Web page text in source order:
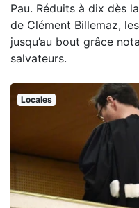
Pau. Réduits à dix dès
de Clément Billemaz,
jusqu’au bout grâce
salvateurs.
Locales